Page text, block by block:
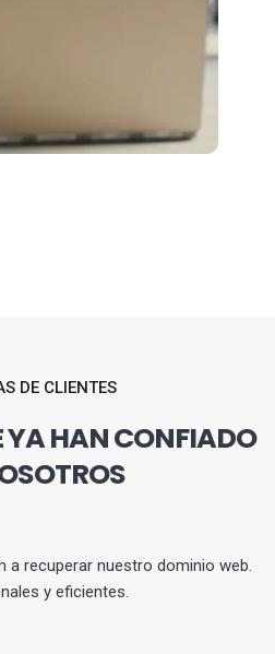
DE CLIENTES
YA HAN CONFIADO
a recuperar nuestro dominio web.
y eficientes.